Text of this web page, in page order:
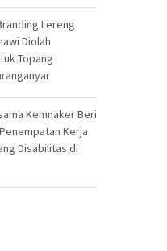
Lereng
Diolah
Topang
Kemnaker Beri
Kerja
Disabilitas di